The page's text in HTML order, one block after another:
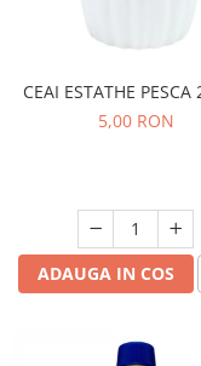
CEAI ESTATHE PESCA
5,00 RON
ADAUGA IN COS